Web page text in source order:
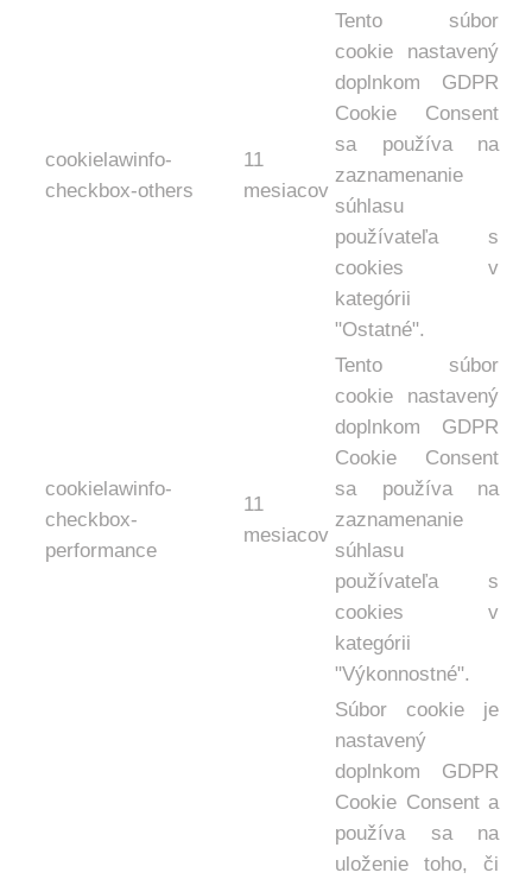
cookielawinfo-
checkbox-others
11
mesiacov
Tento súbor
cookie nastavený
doplnkom GDPR
Cookie Consent
sa používa na
zaznamenanie
súhlasu
používateľa s
cookies v
kategórii
"Ostatné".
cookielawinfo-
checkbox-
performance
11
mesiacov
Tento súbor
cookie nastavený
doplnkom GDPR
Cookie Consent
sa používa na
zaznamenanie
súhlasu
používateľa s
cookies v
kategórii
"Výkonnostné".
Súbor cookie je
nastavený
doplnkom GDPR
Cookie Consent a
používa sa na
uloženie toho, či